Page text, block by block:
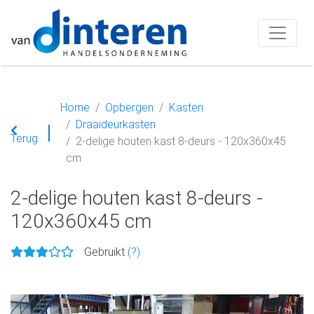
Terug
Home Opbergen
Kasten
Draaideurkasten
2-delige houten kast 8-deurs - 120x360x45
cm
2-delige houten kast 8-deurs -
120x360x45 cm
Gebruikt (?)